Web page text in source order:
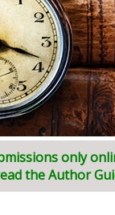
IndianJournal ofI